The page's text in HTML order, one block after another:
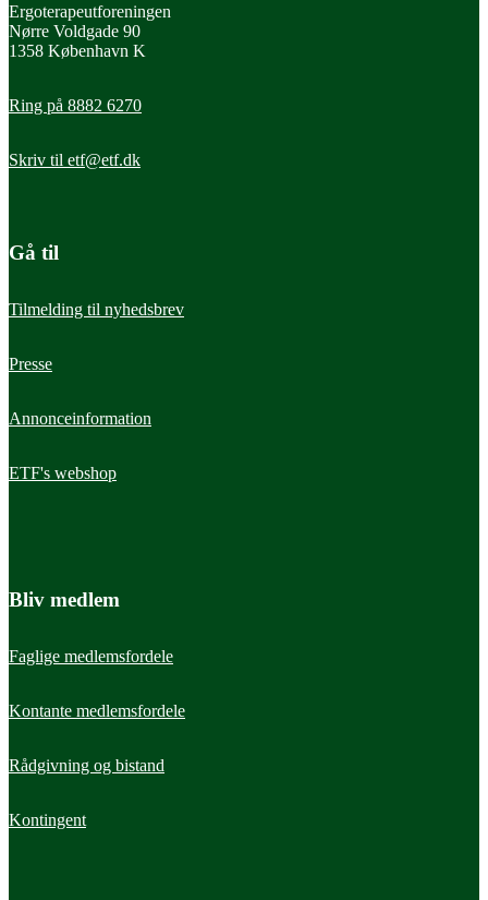
Ergoterapeutforeningen
Nørre Voldgade 90
1358 København K
Ring på 8882 6270
Skriv til etf@etf.dk
Gå til
Tilmelding til nyhedsbrev
Presse
Annonceinformation
ETF's webshop
Bliv medlem
Faglige medlemsfordele
Kontante medlemsfordele
Rådgivning og bistand
Kontingent